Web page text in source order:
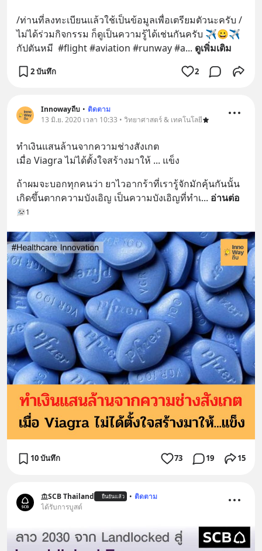
/ท่านที่ลงทะเบียนแล้วใช้เป็นข้อมูลเพื่อเตรียมตัวนะครับ /
ไม่ได้ร่วมกิจกรรม ก็ดูเป็นความรู้ได้เช่นกันครับ ✈️😀✈️
กัปตันหมี  #flight #aviation #runway #a... ดูเพิ่มเติม
2 บันทึก 2
Innowayถีบ • ติดตาม
13 มิ.ย. 2020 เวลา 10:33 • วิทยาศาสตร์ & เทคโนโลยี
ทำเงินแสนล้านจากความช่างสังเกต
เมื่อ Viagra ไม่ได้ตั้งใจสร้างมาให้ ... แข็ง
ถ้าผมจะบอกทุกคนว่า ยาไวอากร้าที่เรารู้จักมักคุ้นกันนั้น
เกิดขึ้นตากความบังเอิญ เป็นความบังเอิญที่ทำเ... อ่านต่อ
1
10 บันทึก 73 19 15
SCB Thailand ยืนยันแล้ว • ติดตาม
ได้รับการบูสต์